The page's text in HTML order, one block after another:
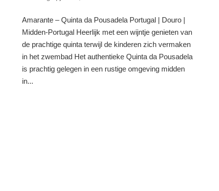
Amarante – Quinta da Pousadela Portugal | Douro |
Midden-Portugal Heerlijk met een wijntje genieten van
de prachtige quinta terwijl de kinderen zich vermaken
in het zwembad Het authentieke Quinta da Pousadela
is prachtig gelegen in een rustige omgeving midden
in...